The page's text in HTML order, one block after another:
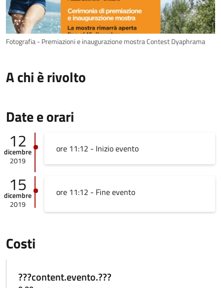
Fotografia - Premiazioni e inaugurazione mostra Contest Dyaphrama
A chi è rivolto
Date e orari
12
dicembre
2019
ore 11:12 - Inizio evento
15
dicembre
2019
ore 11:12 - Fine evento
Costi
???content.evento.???